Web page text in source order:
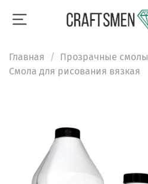
Главная
Прозрачные смолы
Смола для рисования вязкая